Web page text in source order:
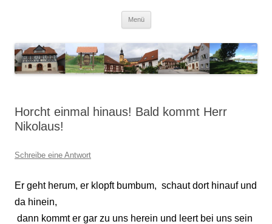
Menü
Horcht einmal hinaus! Bald kommt Herr
Nikolaus!
Schreibe eine Antwort
Er geht herum, er klopft bumbum, schaut dort hinauf und
da hinein,
dann kommt er gar zu uns herein und leert bei uns sein